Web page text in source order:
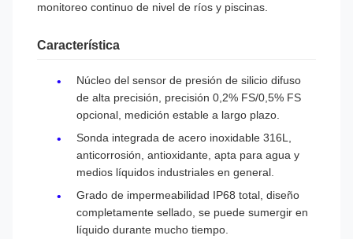
monitoreo continuo de nivel de ríos y piscinas.
Característica
Núcleo del sensor de presión de silicio difuso
de alta precisión, precisión 0,2% FS/0,5% FS
opcional, medición estable a largo plazo.
Sonda integrada de acero inoxidable 316L,
anticorrosión, antioxidante, apta para agua y
medios líquidos industriales en general.
Grado de impermeabilidad IP68 total, diseño
completamente sellado, se puede sumergir en
líquido durante mucho tiempo.